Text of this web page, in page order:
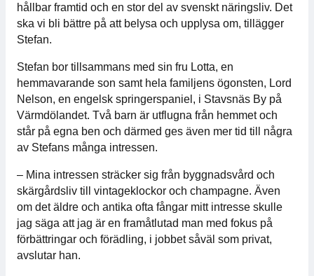
hållbar framtid och en stor del av svenskt näringsliv. Det
ska vi bli bättre på att belysa och upplysa om, tillägger
Stefan.
Stefan bor tillsammans med sin fru Lotta, en
hemmavarande son samt hela familjens ögonsten, Lord
Nelson, en engelsk springerspaniel, i Stavsnäs By på
Värmdölandet. Två barn är utflugna från hemmet och
står på egna ben och därmed ges även mer tid till några
av Stefans många intressen.
– Mina intressen sträcker sig från byggnadsvård och
skärgårdsliv till vintageklockor och champagne. Även
om det äldre och antika ofta fångar mitt intresse skulle
jag säga att jag är en framåtlutad man med fokus på
förbättringar och förädling, i jobbet såväl som privat,
avslutar han.